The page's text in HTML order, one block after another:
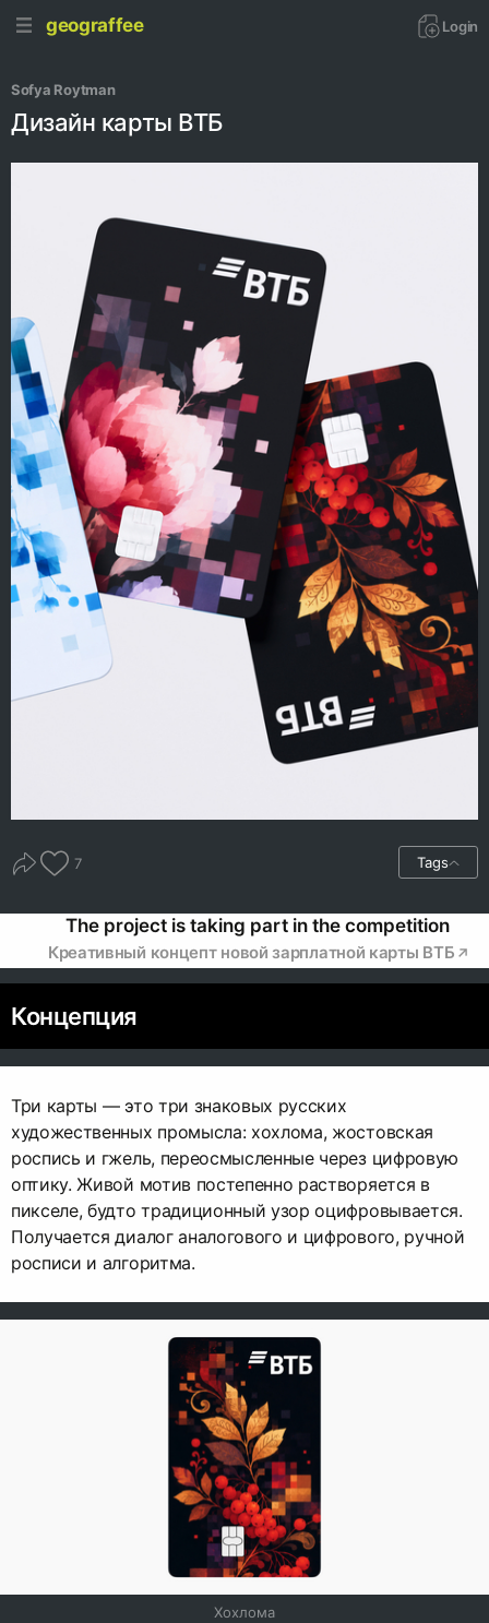
geograffee Login
Sofya Roytman
Дизайн карты ВТБ
7 Tags
The project is taking part in the competition
Креативный концепт новой зарплатной карты ВТБ
Концепция
Три карты — это три знаковых русских
художественных промысла: хохлома, жостовская
роспись и гжель, переосмысленные через цифровую
оптику. Живой мотив постепенно растворяется в
пикселе, будто традиционный узор оцифровывается.
Получается диалог аналогового и цифрового, ручной
росписи и алгоритма.
Хохлома